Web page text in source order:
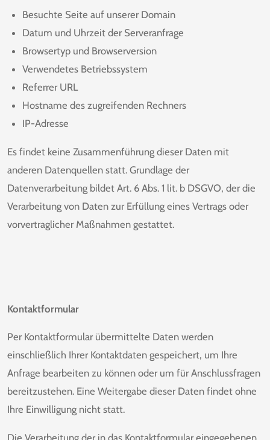
Besuchte Seite auf unserer Domain
Datum und Uhrzeit der Serveranfrage
Browsertyp und Browserversion
Verwendetes Betriebssystem
Referrer URL
Hostname des zugreifenden Rechners
IP-Adresse
Es findet keine Zusammenführung dieser Daten mit
anderen Datenquellen statt. Grundlage der
Datenverarbeitung bildet Art. 6 Abs. 1 lit. b DSGVO, der die
Verarbeitung von Daten zur Erfüllung eines Vertrags oder
vorvertraglicher Maßnahmen gestattet.
Kontaktformular
Per Kontaktformular übermittelte Daten werden
einschließlich Ihrer Kontaktdaten gespeichert, um Ihre
Anfrage bearbeiten zu können oder um für Anschlussfragen
bereitzustehen. Eine Weitergabe dieser Daten findet ohne
Ihre Einwilligung nicht statt.